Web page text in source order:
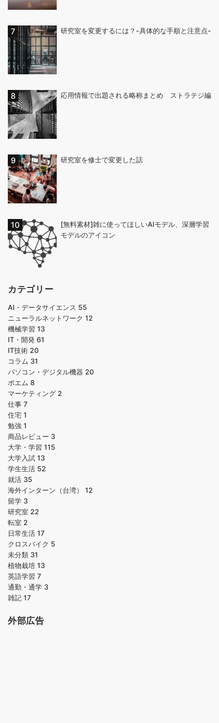
研究室を変更するには？-具体的な手順と注意点-
応用情報で出題される略称まとめ ストラテジ編
研究室を修士で変更した話
[無料素材]雑に使ってほしいAIモデル、深層学習
モデルのアイコン
カテゴリー
AI・データサイエンス 55
ニューラルネットワーク 12
機械学習 13
IT・開発 61
IT技術 20
コラム 31
パソコン・デジタル機器 20
ポエム 8
マーケティング 2
仕事 7
住宅 1
勉強 1
商品レビュー 3
大学・学習 115
大学入試 13
学生生活 52
就活 35
海外インターン（台湾） 12
留学 3
研究室 22
転室 2
日常生活 17
クロスバイク 5
未分類 31
植物栽培 13
英語学習 7
通勤・通学 3
雑記 17
外部広告